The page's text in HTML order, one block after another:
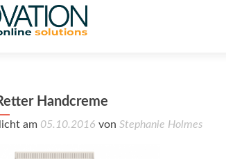
Handcreme
am 05.10.2016 von Stephanie Holmes